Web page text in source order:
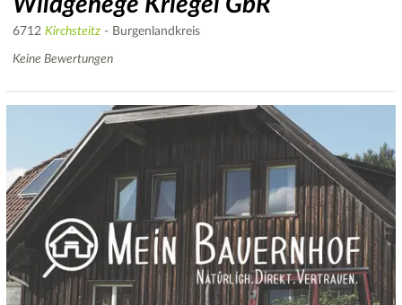
6712 Kirchsteitz - Burgenlandkreis
Keine Bewertungen